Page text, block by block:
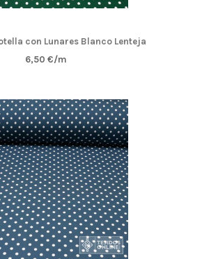
con Lunares Blanco Lenteja
6,50 €/m